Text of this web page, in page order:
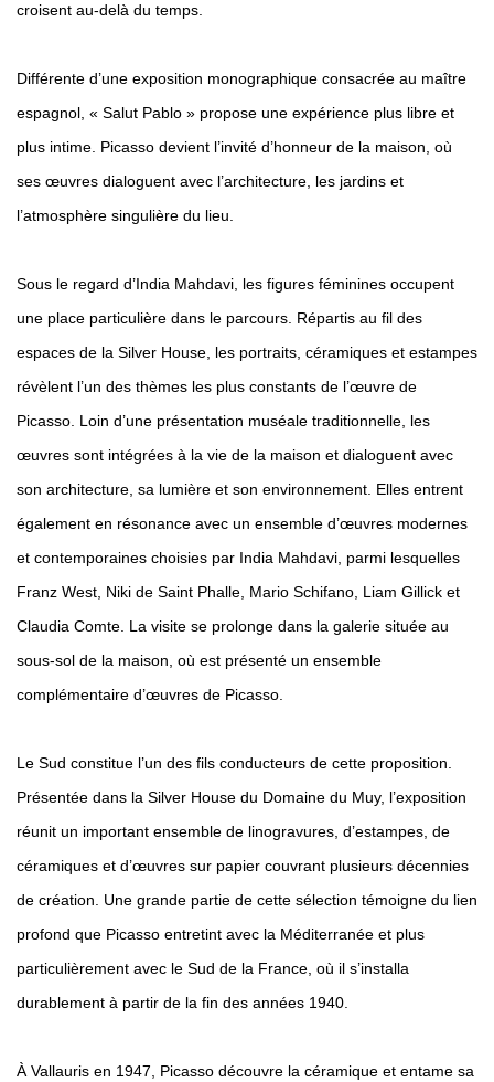
croisent au-delà du temps.
Différente d’une exposition monographique consacrée au maître
espagnol, « Salut Pablo » propose une expérience plus libre et
plus intime. Picasso devient l’invité d’honneur de la maison, où
ses œuvres dialoguent avec l’architecture, les jardins et
l’atmosphère singulière du lieu.
Sous le regard d’India Mahdavi, les figures féminines occupent
une place particulière dans le parcours. Répartis au fil des
espaces de la Silver House, les portraits, céramiques et estampes
révèlent l’un des thèmes les plus constants de l’œuvre de
Picasso. Loin d’une présentation muséale traditionnelle, les
œuvres sont intégrées à la vie de la maison et dialoguent avec
son architecture, sa lumière et son environnement. Elles entrent
également en résonance avec un ensemble d’œuvres modernes
et contemporaines choisies par India Mahdavi, parmi lesquelles
Franz West, Niki de Saint Phalle, Mario Schifano, Liam Gillick et
Claudia Comte. La visite se prolonge dans la galerie située au
sous-sol de la maison, où est présenté un ensemble
complémentaire d’œuvres de Picasso.
Le Sud constitue l’un des fils conducteurs de cette proposition.
Présentée dans la Silver House du Domaine du Muy, l’exposition
réunit un important ensemble de linogravures, d’estampes, de
céramiques et d’œuvres sur papier couvrant plusieurs décennies
de création. Une grande partie de cette sélection témoigne du lien
profond que Picasso entretint avec la Méditerranée et plus
particulièrement avec le Sud de la France, où il s’installa
durablement à partir de la fin des années 1940.
À Vallauris en 1947, Picasso découvre la céramique et entame sa